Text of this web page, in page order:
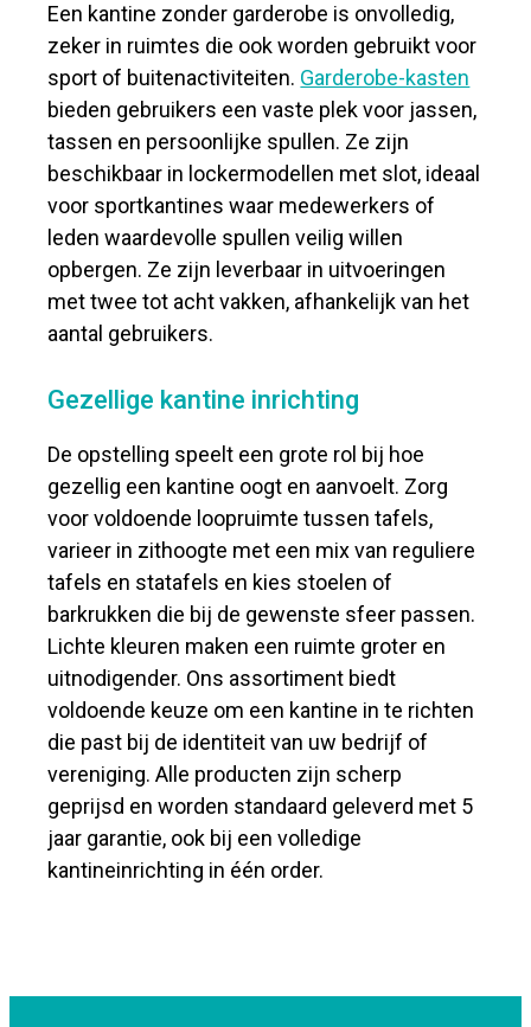
Een kantine zonder garderobe is onvolledig,
zeker in ruimtes die ook worden gebruikt voor
sport of buitenactiviteiten. Garderobe-kasten
bieden gebruikers een vaste plek voor jassen,
tassen en persoonlijke spullen. Ze zijn
beschikbaar in lockermodellen met slot, ideaal
voor sportkantines waar medewerkers of
leden waardevolle spullen veilig willen
opbergen. Ze zijn leverbaar in uitvoeringen
met twee tot acht vakken, afhankelijk van het
aantal gebruikers.
Gezellige kantine inrichting
De opstelling speelt een grote rol bij hoe
gezellig een kantine oogt en aanvoelt. Zorg
voor voldoende loopruimte tussen tafels,
varieer in zithoogte met een mix van reguliere
tafels en statafels en kies stoelen of
barkrukken die bij de gewenste sfeer passen.
Lichte kleuren maken een ruimte groter en
uitnodigender. Ons assortiment biedt
voldoende keuze om een kantine in te richten
die past bij de identiteit van uw bedrijf of
vereniging. Alle producten zijn scherp
geprijsd en worden standaard geleverd met 5
jaar garantie, ook bij een volledige
kantineinrichting in één order.